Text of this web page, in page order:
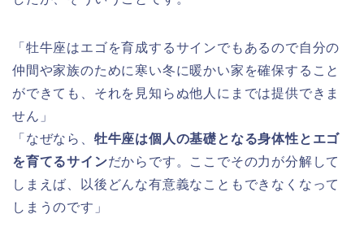
「牡牛座はエゴを育成するサインでもあるので自分の
仲間や家族のために寒い冬に暖かい家を確保すること
ができても、それを見知らぬ他人にまでは提供できま
せん」
「なぜなら、 牡牛座は個人の基礎となる身体性とエゴ
を育てるサインだからです。ここでその力が分解して
しまえば、以後どんな有意義なこともできなくなって
しまうのです」